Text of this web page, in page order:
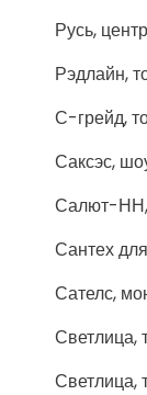
Русь,
Рэдлайн,
С-грейд,
Саксэс,
Салют-НН,
Сантех
Сателс,
Светлица,
Светлица,